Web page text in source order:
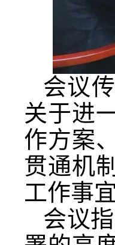
会议
关于进
作方案
贯通机
工作事宜
会议指